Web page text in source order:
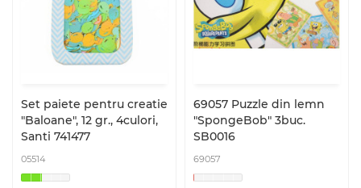
Set paiete pentru creatie
"Baloane", 12 gr., 4culori,
Santi 741477
05514
69057 Puzzle din lemn
"SpongeBob" 3buc.
SB0016
69057